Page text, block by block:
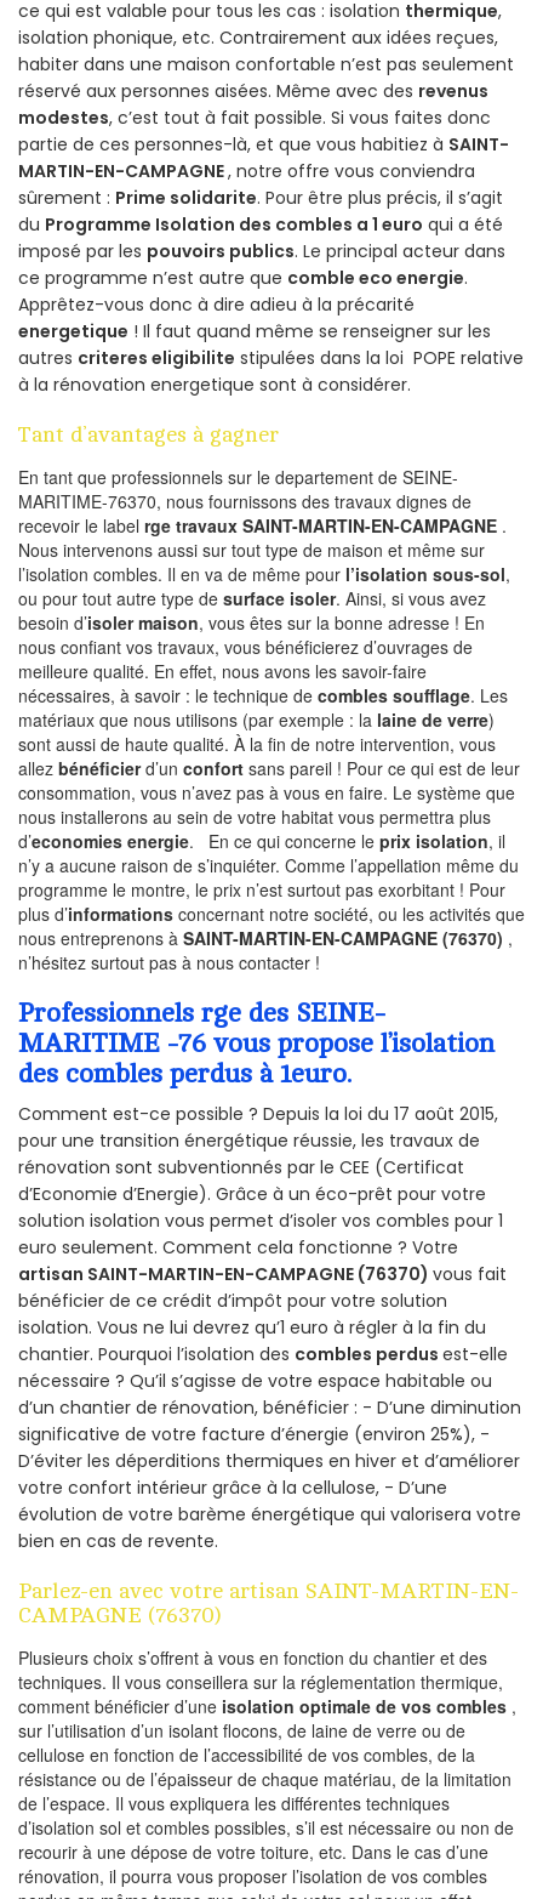
ce qui est valable pour tous les cas : isolation thermique,
isolation phonique, etc. Contrairement aux idées reçues,
habiter dans une maison confortable n’est pas seulement
réservé aux personnes aisées. Même avec des revenus
modestes, c’est tout à fait possible. Si vous faites donc
partie de ces personnes-là, et que vous habitiez à SAINT-
MARTIN-EN-CAMPAGNE, notre offre vous conviendra
sûrement : Prime solidarite. Pour être plus précis, il s’agit
du Programme Isolation des combles a 1 euro qui a été
imposé par les pouvoirs publics. Le principal acteur dans
ce programme n’est autre que comble eco energie.
Apprêtez-vous donc à dire adieu à la précarité
energetique ! Il faut quand même se renseigner sur les
autres criteres eligibilite stipulées dans la loi POPE relative
à la rénovation energetique sont à considérer.
Tant d’avantages à gagner
En tant que professionnels sur le departement de SEINE-
MARITIME-76370, nous fournissons des travaux dignes de
recevoir le label rge travaux SAINT-MARTIN-EN-CAMPAGNE .
Nous intervenons aussi sur tout type de maison et même sur
l’isolation combles. Il en va de même pour l’isolation sous-sol,
ou pour tout autre type de surface isoler. Ainsi, si vous avez
besoin d’isoler maison, vous êtes sur la bonne adresse ! En
nous confiant vos travaux, vous bénéficierez d’ouvrages de
meilleure qualité. En effet, nous avons les savoir-faire
nécessaires, à savoir : le technique de combles soufflage. Les
matériaux que nous utilisons (par exemple : la laine de verre)
sont aussi de haute qualité. À la fin de notre intervention, vous
allez bénéficierd’un confort sans pareil ! Pour ce qui est de leur
consommation, vous n’avez pas à vous en faire. Le système que
nous installerons au sein de votre habitat vous permettra plus
d’economies energie. En ce qui concerne le prix isolation, il
n’y a aucune raison de s’inquiéter. Comme l’appellation même du
programme le montre, le prix n’est surtout pas exorbitant ! Pour
plus d’informations concernant notre société, ou les activités que
nous entreprenons à SAINT-MARTIN-EN-CAMPAGNE (76370) ,
n’hésitez surtout pas à nous contacter !
Professionnels rge des SEINE-
MARITIME -76 vous propose l’isolation
des combles perdus à 1euro.
Comment est-ce possible ? Depuis la loi du 17 août 2015,
pour une transition énergétique réussie, les travaux de
rénovation sont subventionnés par le CEE (Certificat
d’Economie d’Energie). Grâce à un éco-prêt pour votre
solution isolation vous permet d’isoler vos combles pour 1
euro seulement. Comment cela fonctionne ? Votre
artisan SAINT-MARTIN-EN-CAMPAGNE (76370) vous fait
bénéficier de ce crédit d’impôt pour votre solution
isolation. Vous ne lui devrez qu’1 euro à régler à la fin du
chantier. Pourquoi l’isolation des combles perdus est-elle
nécessaire ? Qu’il s’agisse de votre espace habitable ou
d’un chantier de rénovation, bénéficier : - D’une diminution
significative de votre facture d’énergie (environ 25%), -
D’éviter les déperditions thermiques en hiver et d’améliorer
votre confort intérieur grâce à la cellulose, - D’une
évolution de votre barème énergétique qui valorisera votre
bien en cas de revente.
Parlez-en avec votre artisan SAINT-MARTIN-EN-
CAMPAGNE (76370)
Plusieurs choix s’offrent à vous en fonction du chantier et des
techniques. Il vous conseillera sur la réglementation thermique,
comment bénéficier d’une isolation optimale de vos combles ,
sur l’utilisation d’un isolant flocons, de laine de verre ou de
cellulose en fonction de l’accessibilité de vos combles, de la
résistance ou de l’épaisseur de chaque matériau, de la limitation
de l’espace. Il vous expliquera les différentes techniques
d’isolation sol et combles possibles, s’il est nécessaire ou non de
recourir à une dépose de votre toiture, etc. Dans le cas d’une
rénovation, il pourra vous proposer l’isolation de vos combles